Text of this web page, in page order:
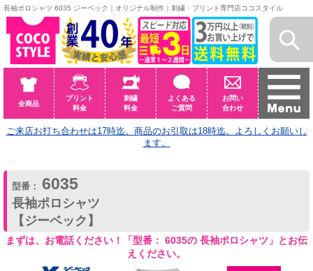
長袖ポロシャツ 6035 ジーベック｜オリジナル制作｜刺繍・プリント専門店ココスタイル
全商品
プリント
料金
刺繍
料金
よくある
ご質問
お問い
合わせ
ご来店お打ち合わせは17時迄。商品のお引取は18時迄。よろしくお願いし
ます。
型番： 6035
長袖ポロシャツ
【ジーベック】
まずは、お電話ください！「型番： 6035の 長袖ポロシャツ」とお伝
えください。